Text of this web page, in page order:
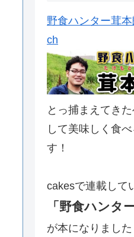
野食ハンター茸本
ch
とっ捕まえてき
して美味しく食
す！
cakesで連載して
「野食ハンタ
が本になりました